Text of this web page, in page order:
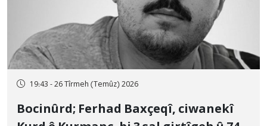
19:43 - 26 Tîrmeh (Temûz) 2026
Bocinûrd; Ferhad Baxçeqî, ciwanekî